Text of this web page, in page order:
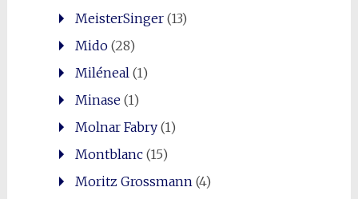
MeisterSinger(13)
Mido(28)
Miléneal (1)
Minase(1)
Molnar Fabry(1)
Montblanc(15)
Moritz Grossmann (4)